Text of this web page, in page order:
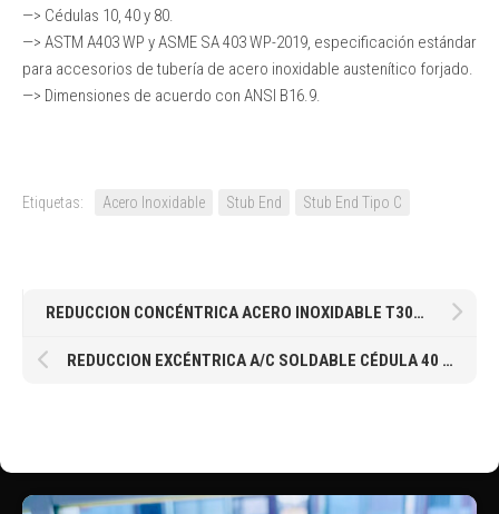
—> Cédulas 10, 40 y 80.
—> ASTM A403 WP y ASME SA 403 WP-2019, especificación estándar
para accesorios de tubería de acero inoxidable austenítico forjado.
—> Dimensiones de acuerdo con ANSI B16.9.
Etiquetas: Acero Inoxidable Stub End Stub End Tipo C
REDUCCION CONCÉNTRICA ACERO INOXIDABLE T304 304/L CON COSTURA CÉDULA 10 SCH10 DE 1 X 3/4″
REDUCCION EXCÉNTRICA A/C SOLDABLE CÉDULA 40 DE 14 X 12″